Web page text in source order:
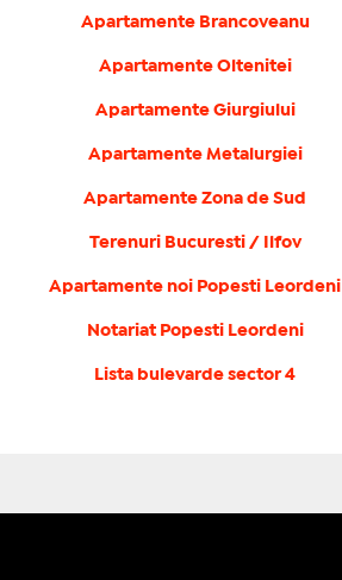
Apartamente Brancoveanu
Apartamente Oltenitei
Apartamente Giurgiului
Apartamente Metalurgiei
Apartamente Zona de Sud
Terenuri Bucuresti / Ilfov
Apartamente noi Popesti Leordeni
Notariat Popesti Leordeni
Lista bulevarde sector 4